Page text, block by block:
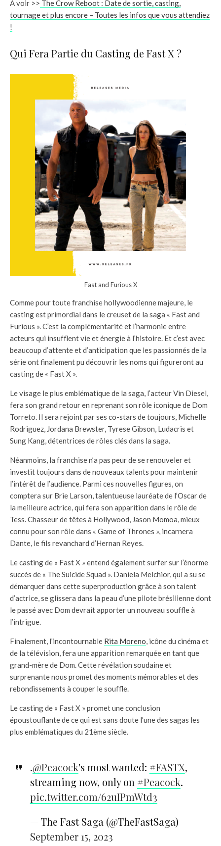
A voir >> The Crow Reboot : Date de sortie, casting,
tournage et plus encore – Toutes les infos que vous attendiez
!
Qui Fera Partie du Casting de Fast X ?
Fast and Furious X
Comme pour toute franchise hollywoodienne majeure, le
casting est primordial dans le creuset de la saga « Fast and
Furious ». C’est la complémentarité et l’harmonie entre
acteurs qui insufflent vie et énergie à l’histoire. Et c’est avec
beaucoup d’attente et d’anticipation que les passionnés de la
série ont finalement pu découvrir les noms qui figureront au
casting de « Fast X ».
Le visage le plus emblématique de la saga, l’acteur Vin Diesel,
fera son grand retour en reprenant son rôle iconique de Dom
Torreto. Il sera rejoint par ses co-stars de toujours, Michelle
Rodriguez, Jordana Brewster, Tyrese Gibson, Ludacris et
Sung Kang, détentrices de rôles clés dans la saga.
Néanmoins, la franchise n’a pas peur de se renouveler et
investit toujours dans de nouveaux talents pour maintenir
l’intérêt de l’audience. Parmi ces nouvelles figures, on
comptera sur Brie Larson, talentueuse lauréate de l’Oscar de
la meilleure actrice, qui fera son apparition dans le rôle de
Tess. Chasseur de têtes à Hollywood, Jason Momoa, mieux
connu pour son rôle dans « Game of Thrones », incarnera
Dante, le fils revanchard d’Hernan Reyes.
Le casting de « Fast X » entend également surfer sur l’énorme
succès de « The Suicide Squad ». Daniela Melchior, qui a su se
démarquer dans cette superproduction grâce à son talent
d’actrice, se glissera dans la peau d’une pilote brésilienne dont
le passé avec Dom devrait apporter un nouveau souffle à
l’intrigue.
Finalement, l’incontournable Rita Moreno, icône du cinéma et
de la télévision, fera une apparition remarquée en tant que
grand-mère de Dom. Cette révélation soudaine et
surprenante nous promet des moments mémorables et des
rebondissements à couper le souffle.
Le casting de « Fast X » promet une conclusion
époustouflante de ce qui est sans doute l’une des sagas les
plus emblématiques du 21ème siècle.
.@Peacock's most wanted: #FASTX,
streaming now, only on #Peacock.
pic.twitter.com/62uIPmWtd3
— The Fast Saga (@TheFastSaga)
September 15, 2023